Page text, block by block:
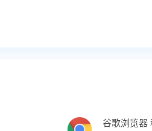
谷歌浏览器